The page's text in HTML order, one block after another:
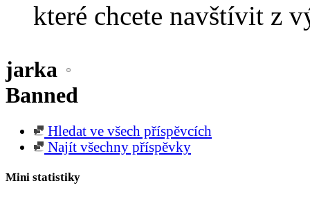
které chcete navštívit z
jarka
Banned
Hledat ve všech příspěvcích
Najít všechny příspěvky
Mini statistiky